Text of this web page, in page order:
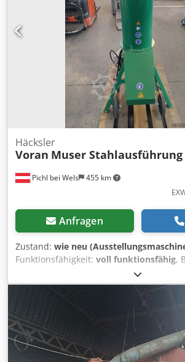
Pichl bei Wels 455 km
Häcksler
Voran Muser Stahlausführung
Anfragen
Zustand: wie neu
Funktionsfähigkeit: voll funktionsfähig,
, Kraftstofftyp:
Maschinen-/Fahrzeugnummer:
Voran Muser Stahlausführung
Lackschäden Chsdpstr Dx Sjfx Ag Isa
vorbehalten!